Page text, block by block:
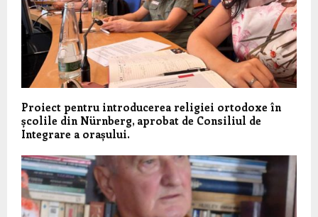
Proiect pentru introducerea religiei ortodoxe în
școlile din Nürnberg, aprobat de Consiliul de
Integrare a orașului.